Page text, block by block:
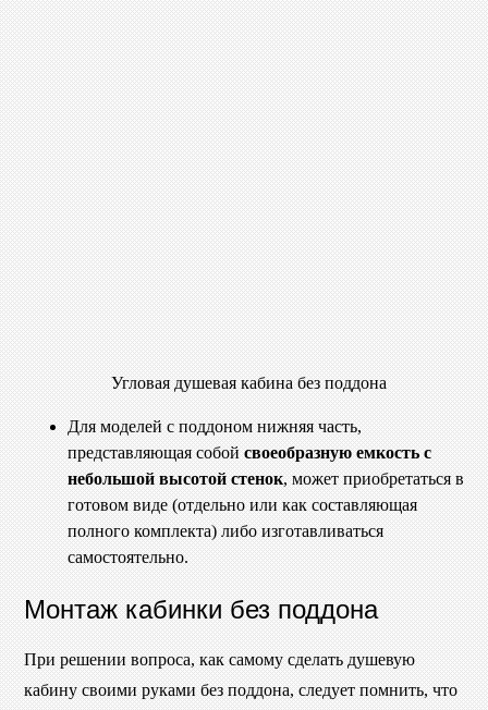
Угловая душевая кабина без поддона
Для моделей с поддоном нижняя часть,
представляющая собой своеобразную емкость с
небольшой высотой стенок, может приобретаться в
готовом виде (отдельно или как составляющая
полного комплекта) либо изготавливаться
самостоятельно.
Монтаж кабинки без поддона
При решении вопроса, как самому сделать душевую
кабину своими руками без поддона, следует помнить, что